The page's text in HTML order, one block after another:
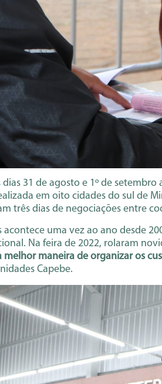
31 de agosto e 1º de setembro
em oito cidades do sul de
três dias de negociações entre
acontece uma vez ao ano desde
Na feira de 2022, rolaram
melhor maneira de organizar os
Capebe.